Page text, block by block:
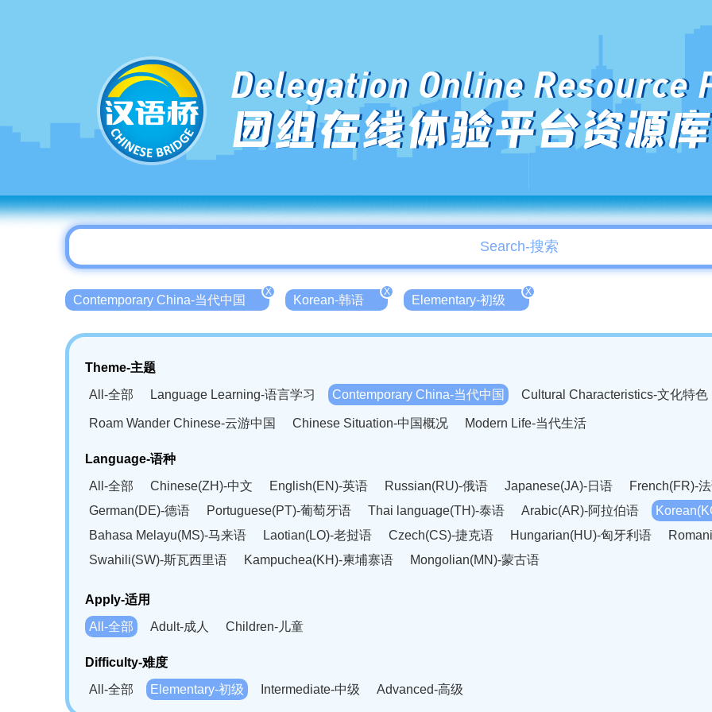
Delegation Online Resource
团组在线体验平台资源库
Contemporary China-当代中国
X
Korean-韩语
X
Elementary-初级
X
Theme-主题
All-全部
Language Learning-语言学习 Contemporary China-当代中国 Cultural Characteristics-文化特色
Roam Wander Chinese-云游中国 Chinese Situation-中国概况 Modern Life-当代生活
Language-语种
All-全部
Chinese(ZH)-中文 English(EN)-英语 Russian(RU)-俄语 Japanese(JA)-日语
French(FR)-
German(DE)-德语
Portuguese(PT)-葡萄牙语 Thai language(TH)-泰语 Arabic(AR)-阿拉伯语
Bahasa Melayu(MS)-马来语
Laotian(LO)-老挝语 Czech(CS)-捷克语 Hungarian(HU)-匈牙利语
Swahili(SW)-斯瓦西里语
Kampuchea(KH)-柬埔寨语 Mongolian(MN)-蒙古语
Apply-适用
All-全部
Adult-成人 Children-儿童
Difficulty-难度
All-全部
Elementary-初级 Intermediate-中级 Advanced-高级